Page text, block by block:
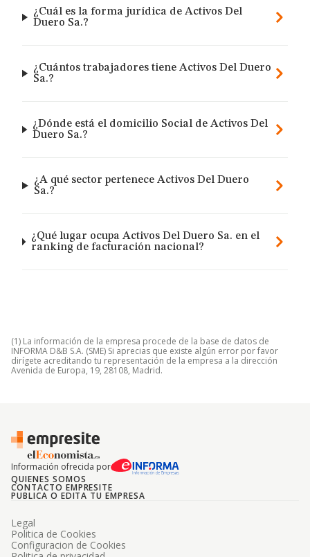
¿Cuál es la forma jurídica de Activos Del
Duero Sa.?
¿Cuántos trabajadores tiene Activos Del Duero
Sa.?
¿Dónde está el domicilio Social de Activos Del
Duero Sa.?
¿A qué sector pertenece Activos Del Duero
Sa.?
¿Qué lugar ocupa Activos Del Duero Sa. en el
ranking de facturación nacional?
(1) La información de la empresa procede de la base de datos de
INFORMA D&B S.A. (SME) Si aprecias que existe algún error por favor
dirígete acreditando tu representación de la empresa a la dirección
Avenida de Europa, 19, 28108, Madrid.
Información ofrecida por
QUIENES SOMOS
CONTACTO EMPRESITE
PUBLICA O EDITA TU EMPRESA
Legal
Politica de Cookies
Configuracion de Cookies